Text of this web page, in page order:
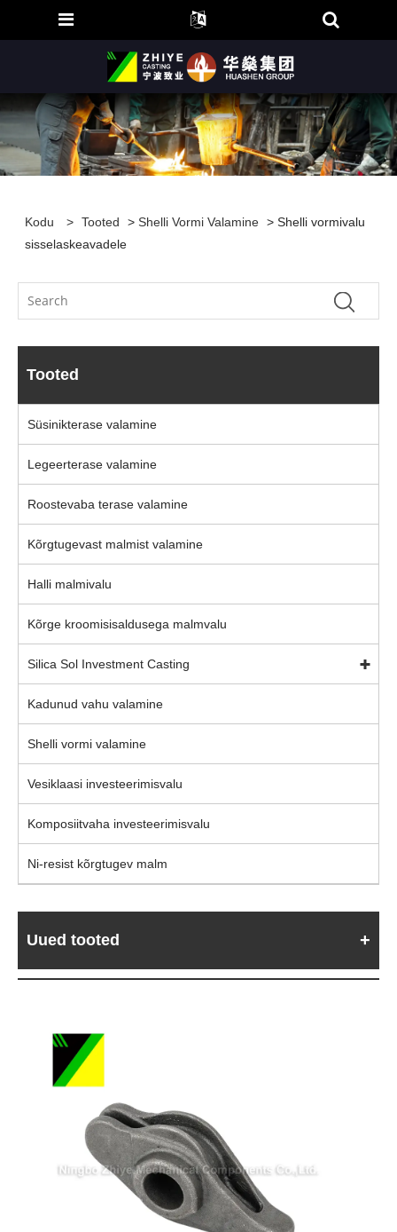
Kodu > Tooted >Shelli Vormi Valamine > Shelli vormivalu
sisselaskeavadele
Tooted
Süsinikterase valamine
Legeerterase valamine
Roostevaba terase valamine
Kõrgtugevast malmist valamine
Halli malmivalu
Kõrge kroomisisaldusega malmvalu
Silica Sol Investment Casting
Kadunud vahu valamine
Shelli vormi valamine
Vesiklaasi investeerimisvalu
Komposiitvaha investeerimisvalu
Ni-resist kõrgtugev malm
Uued tooted